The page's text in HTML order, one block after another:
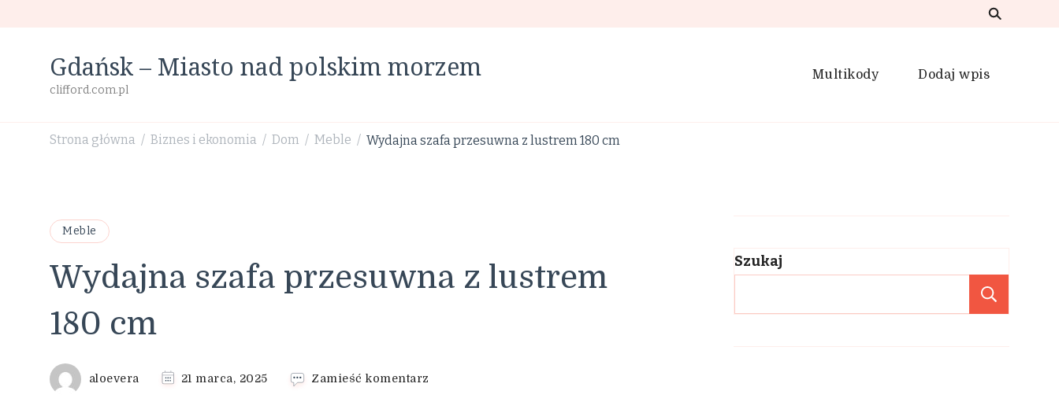
Gdańsk – Miasto nad polskim morzem
clifford.com.pl
Multikody Dodaj wpis
Strona główna / Biznes i ekonomia / Dom / Meble / Wydajna szafa przesuwna z lustrem 180 cm
Meble
Wydajna szafa przesuwna z lustrem
180 cm
aloevera 21 marca, 2025 Zamieść komentarz
Szukaj